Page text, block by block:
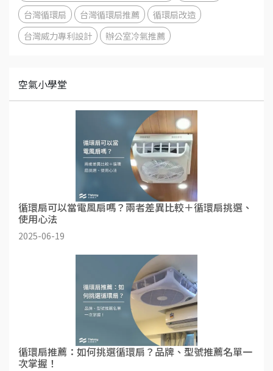
台灣循環扇
台灣循環扇推薦
循環扇改造
台灣威力專利設計
辦公室冷氣推薦
空氣小學堂
循環扇可以當電風扇嗎？兩者差異比較＋循環扇挑選、
使用心法
2025-06-19
循環扇推薦：如何挑選循環扇？品牌、型號推薦名單一
次掌握！